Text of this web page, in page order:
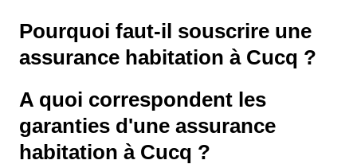
Pourquoi faut-il souscrire une
assurance habitation à Cucq ?
A quoi correspondent les
garanties d'une assurance
habitation à Cucq ?